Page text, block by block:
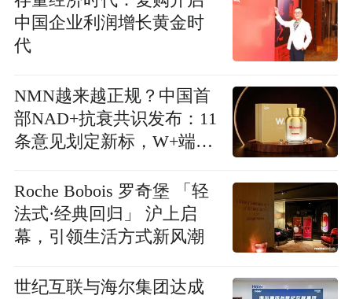
中国企业利润增长黄金时
代
NMN越来越正规？中国首
部NAD+抗衰共识发布：11
条意见划定新标，W+端粒
Roche Bobois 罗奇堡 「轻
法式·经典回归」 沪上启
幕，引领生活方式新风潮
世纪互联与海尔集团达成